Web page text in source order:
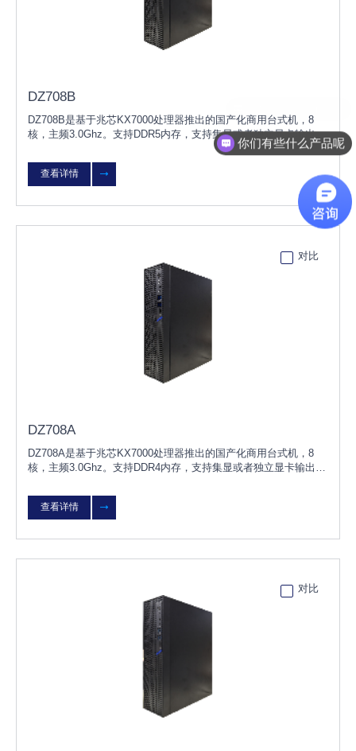
DZ708B
DZ708B是基于兆芯KX7000处理器推出的国产化商用台式机，8
核，主频3.0Ghz。支持DDR5内存，支持集显或者独立显卡输出，
8L小机箱，预留扩展空间。产品兼容国内主流独立显卡、内存、
硬盘、网卡等硬件，支持KO
查看详情
对比
DZ708A
DZ708A是基于兆芯KX7000处理器推出的国产化商用台式机，8
核，主频3.0Ghz。支持DDR4内存，支持集显或者独立显卡输出，
硬盘、网卡等硬件，支持KO
查看详情
对比
你们有些什么产品呢